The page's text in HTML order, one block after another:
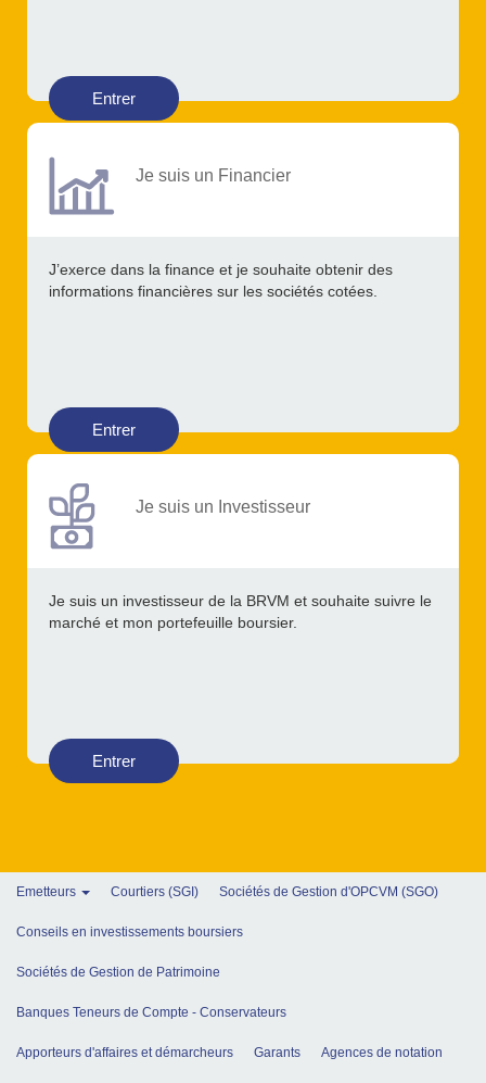
Entrer
Je suis un Financier
J’exerce dans la finance et je souhaite obtenir des
informations financières sur les sociétés cotées.
Entrer
Je suis un Investisseur
Je suis un investisseur de la BRVM et souhaite suivre le
marché et mon portefeuille boursier.
Entrer
Emetteurs Courtiers (SGI) Sociétés de Gestion d'OPCVM (SGO)
Conseils en investissements boursiers
Sociétés de Gestion de Patrimoine
Banques Teneurs de Compte - Conservateurs
Apporteurs d'affaires et démarcheurs Garants Agences de notation